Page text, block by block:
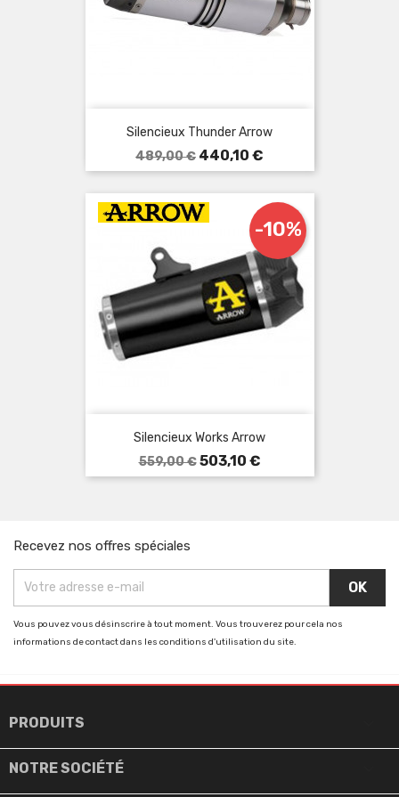
Silencieux Thunder Arrow
Prix
de
base
489,00 € Prix
440,10 €
Silencieux Works Arrow
Prix
de
559,00 €
-10%
Prix
503,10 €
Recevez nos offres spéciales
Vous pouvez vous désinscrire à tout moment. Vous trouverez pour cela nos
informations de contact dans les conditions d'utilisation du site.
PRODUITS
NOTRE SOCIÉTÉ